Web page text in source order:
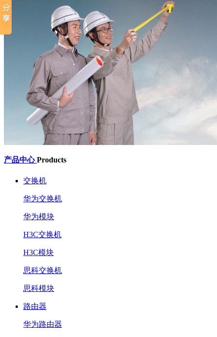
产品中心Products
交换机
华为交换机
华为模块
H3C交换机
H3C模块
思科交换机
思科模块
路由器
华为路由器